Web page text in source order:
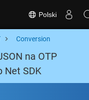
Polski
Conversion
na OTP
Net SDK